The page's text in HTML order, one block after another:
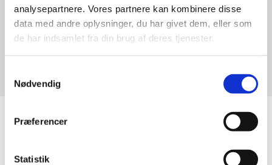
analysepartnere. Vores partnere kan kombinere disse
data med andre oplysninger, du har givet dem, eller som
de har indsamlet fra din brug af deres tjenester.
Nødvendig
Præferencer
Statistik
Egedal Kirke, Egedalsvej 3, 2980
Kokkedal